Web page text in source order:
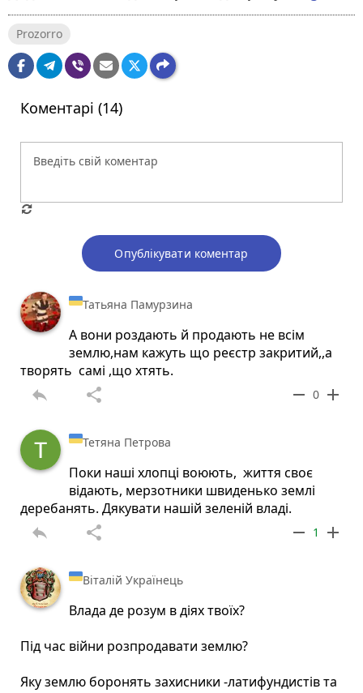
Prozorro
Коментарі (14)
Опублікувати коментар
Татьяна Памурзина
А вони роздають й продають не всім
землю,нам кажуть що реєстр закритий,,а
творять самі ,що хтять.
reply share remove 0 add
Тетяна Петрова
Поки наші хлопці воюють, життя своє
відають, мерзотники швиденько землі
деребанять. Дякувати нашій зеленій владі.
reply share remove 1 add
Віталій Українець
Влада де розум в діях твоїх?
Під час війни розпродавати землю?
Яку землю боронять захисники -латифундистів та